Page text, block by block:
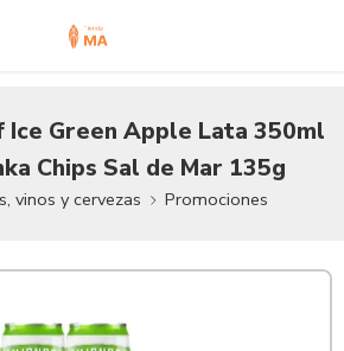
Ice Green Apple Lata 350ml
Chips Sal de Mar 135g
vinos y cervezas Promociones